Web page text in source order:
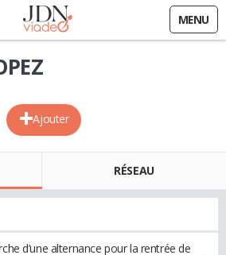
MENU
Ajouter
RÉSEAU
d’une alternance pour la rentrée de